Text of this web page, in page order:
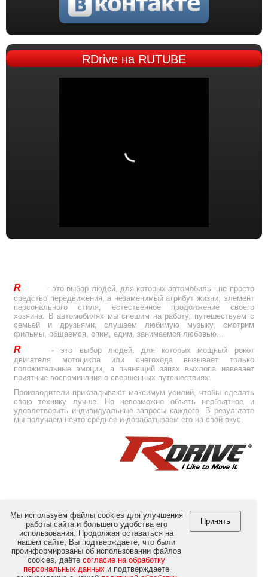
RDriveна RUTUBE
R
- это выбор людей, для которых автомобиль - не просто
средство передвижения, а незаменимый атрибут жизни, элемент
персонального стиля, естественное продолжение своего
хозяина. В автомобилях мы спешим на работу, путешествуем с
семьей и друзьями, слушаем любимую музыку, смотрим
фильмы, общаемся, спим, едим, занимаемся любовью...
R
- это выбор людей, для которых мощный рокот
двигателя мотоцикла или снегохода вызывает только
положительные эмоции, а пьянящий запах выхлопа навевает
приятные воспоминания о свершенных путешествиях.
Производители прикладывают максимум усилий, чтобы сделать
свою технику лучше. Но невозможно объять необъятное и
удовлетворить индивидуальные запросы каждого. В результате
мы получаем нечто среднее и дорабатываем его на свой вкус.
© Copyright 2012-2026 byRULink Ltd. All Rights Reserved.
Мы используем файлы cookies для улучшения
работы сайта и большего удобства его
использования. Продолжая оставаться на
нашем сайте, Вы подтверждаете, что были
проинформированы об использовании файлов
cookies, даёте согласие на обработку
персональных данных и подтверждаете
Принять